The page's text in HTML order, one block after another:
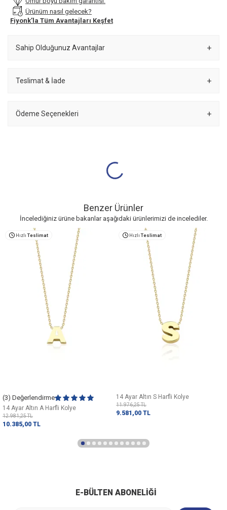
Ürünüm nasıl gelecek?
Fiyonk’la Tüm Avantajları Keşfet
Sahip Olduğunuz Avantajlar
Teslimat & İade
Ödeme Seçenekleri
Benzer Ürünler
İncelediğiniz ürüne bakanlar aşağıdaki ürünlerimizi de incelediler.
Hızlı Teslimat
(3) Değerlendirme
14 Ayar Altın A Harfli Kolye
12.981,25TL
10.385,00 TL
Hızlı Teslimat
14 Ayar Altın S Harfli Kolye
11.976,25TL
9.581,00 TL
E-BÜLTEN ABONELIĞI